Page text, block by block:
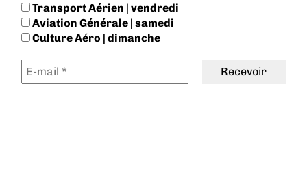
Transport Aérien | vendredi
Aviation Générale | samedi
Culture Aéro | dimanche